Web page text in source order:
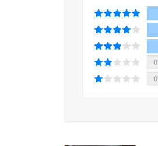
뮌헨으로부터 불과
자리를 차지했다. 그러
그가 낯설다는 이유
많기 때문에, 그리고
투영하기 시작했다. - 127
히틀러가 2차 세계대
수밖에 없었다. …… 독
힘러나 괴링 같은 나치
아신다면!” 이 문장은